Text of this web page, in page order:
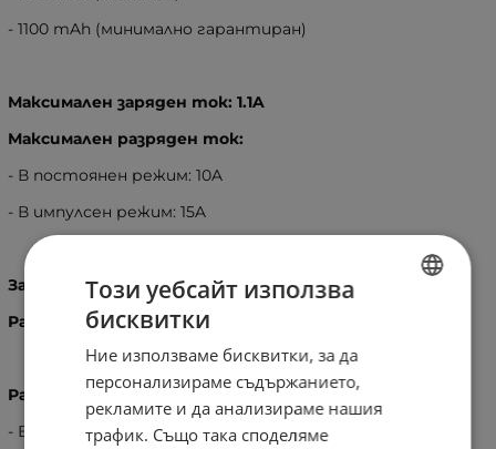
- 1100 mAh (минимално гарантиран)
Максимален заряден ток: 1.1A
Максимален разряден ток:
- В постоянен режим: 10A
- В импулсен режим: 15A
Заряд - до 4.2V (CV/CC)
Разряд - до 2.5V
Размери:
- Височина: 35 mm (±0.2mm)
Този уебсайт използва
бисквитки
Ние използваме бисквитки, за да
персонализираме съдържанието,
рекламите и да анализираме нашия
трафик. Също така споделяме